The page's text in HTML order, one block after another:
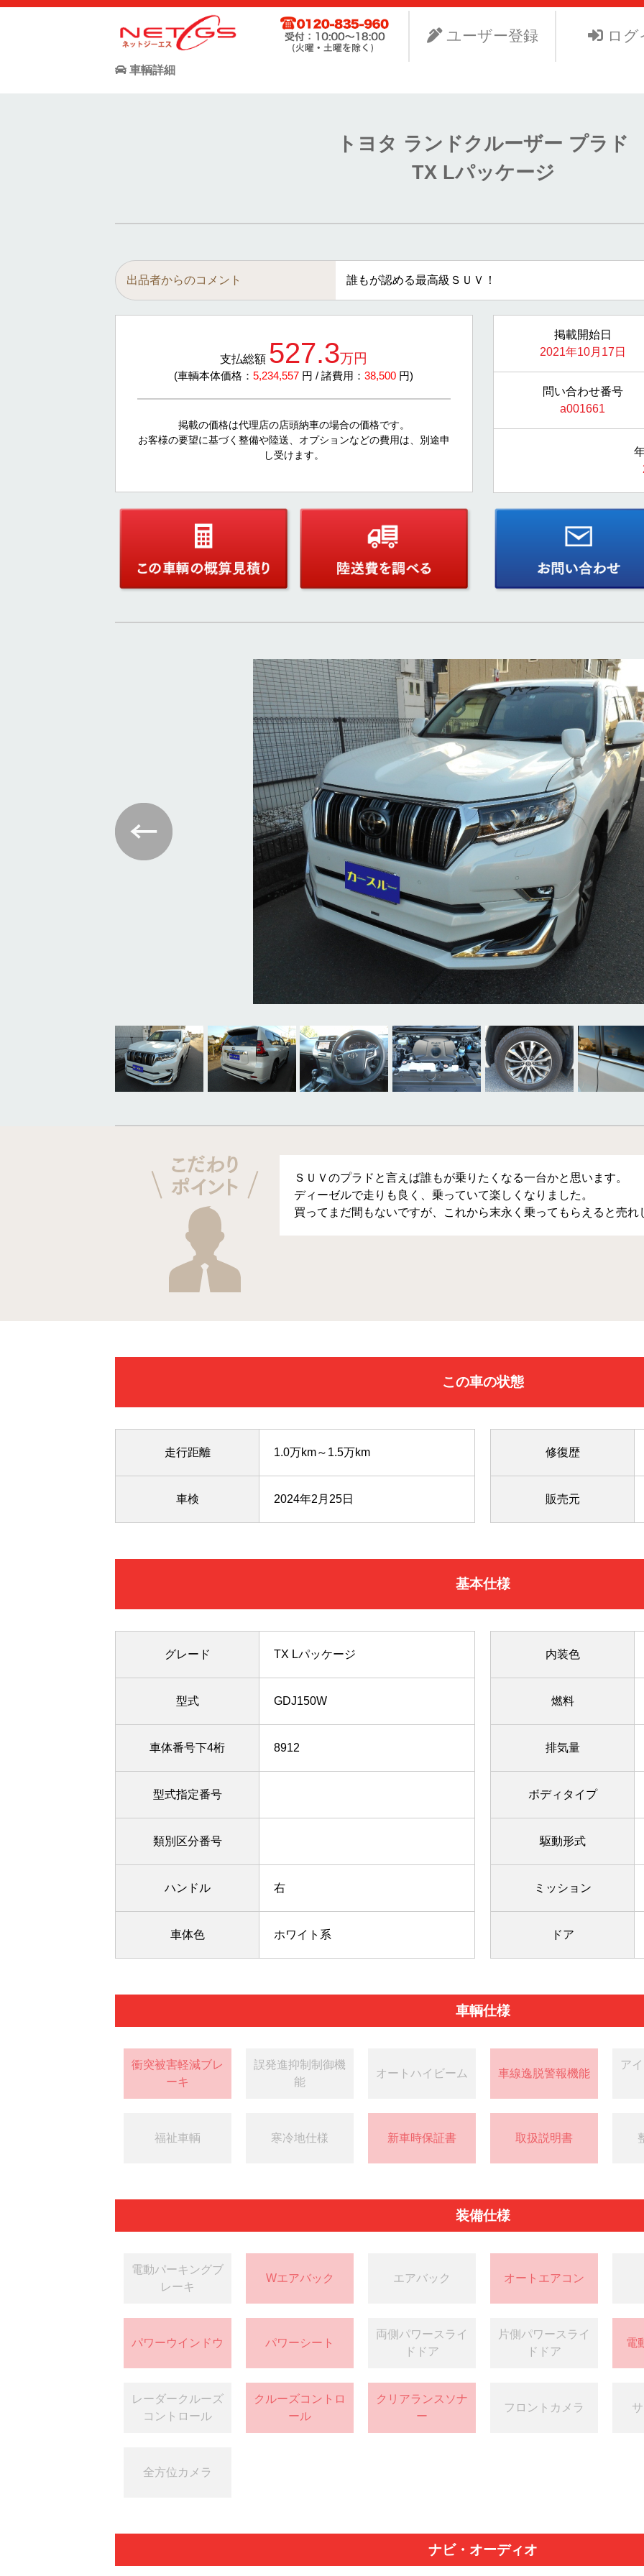
ネット・ジーエス株式会社が運営する中古車個人売買支援サービスNet-GSのサイト。より安く中古車を手に入れたい、よ
お客様が驚きの価格で中古車個人売買が出来る支援に全力で取り組みます。
ユーザー登録 ログ
車輌詳細
トヨタ ランドクルーザー プラド
TX Lパッケージ
出品者からのコメント 誰もが認める最高級ＳＵＶ！
支払総額 527.3万円
(車輌本体価格：5,234,557 円 / 諸費用：38,500 円)
掲載の価格は代理店の店頭納車の場合の価格です。
お客様の要望に基づく整備や陸送、オプションなどの費用は、別途申
し受けます。
掲載開始日
2021年10月17日
問い合わせ番号
a001661
ＳＵＶのプラドと言えば誰もが乗りたくなる一台かと思います。
ディーゼルで走りも良く、乗っていて楽しくなりました。
買ってまだ間もないですが、これから末永く乗ってもらえると売れ
この車の状態
走行距離 1.0万km～1.5万km
車検 2024年2月25日
修復歴
販売元
基本仕様
グレード TX Lパッケージ
型式 GDJ150W
車体番号下4桁 8912
型式指定番号
類別区分番号
ハンドル 右
車体色 ホワイト系
内装色
燃料
排気量
ボディタイプ
駆動形式
ミッション
ドア
車輌仕様
衝突被害軽減ブレ
ーキ
誤発進抑制制御機
能
オートハイビーム 車線逸脱警報機能
ア
福祉車輌 寒冷地仕様 新車時保証書 取扱説明書
装備仕様
電動パーキングブ
レーキ
Wエアバック エアバック オートエアコン
パワーウインドウ パワーシート
両側パワースライ
ドドア
片側パワースライ
ドドア
電
レーダークルーズ
コントロール
クルーズコントロ
ール
クリアランスソナ
ー
フロントカメラ
全方位カメラ
ナビ・オーディオ